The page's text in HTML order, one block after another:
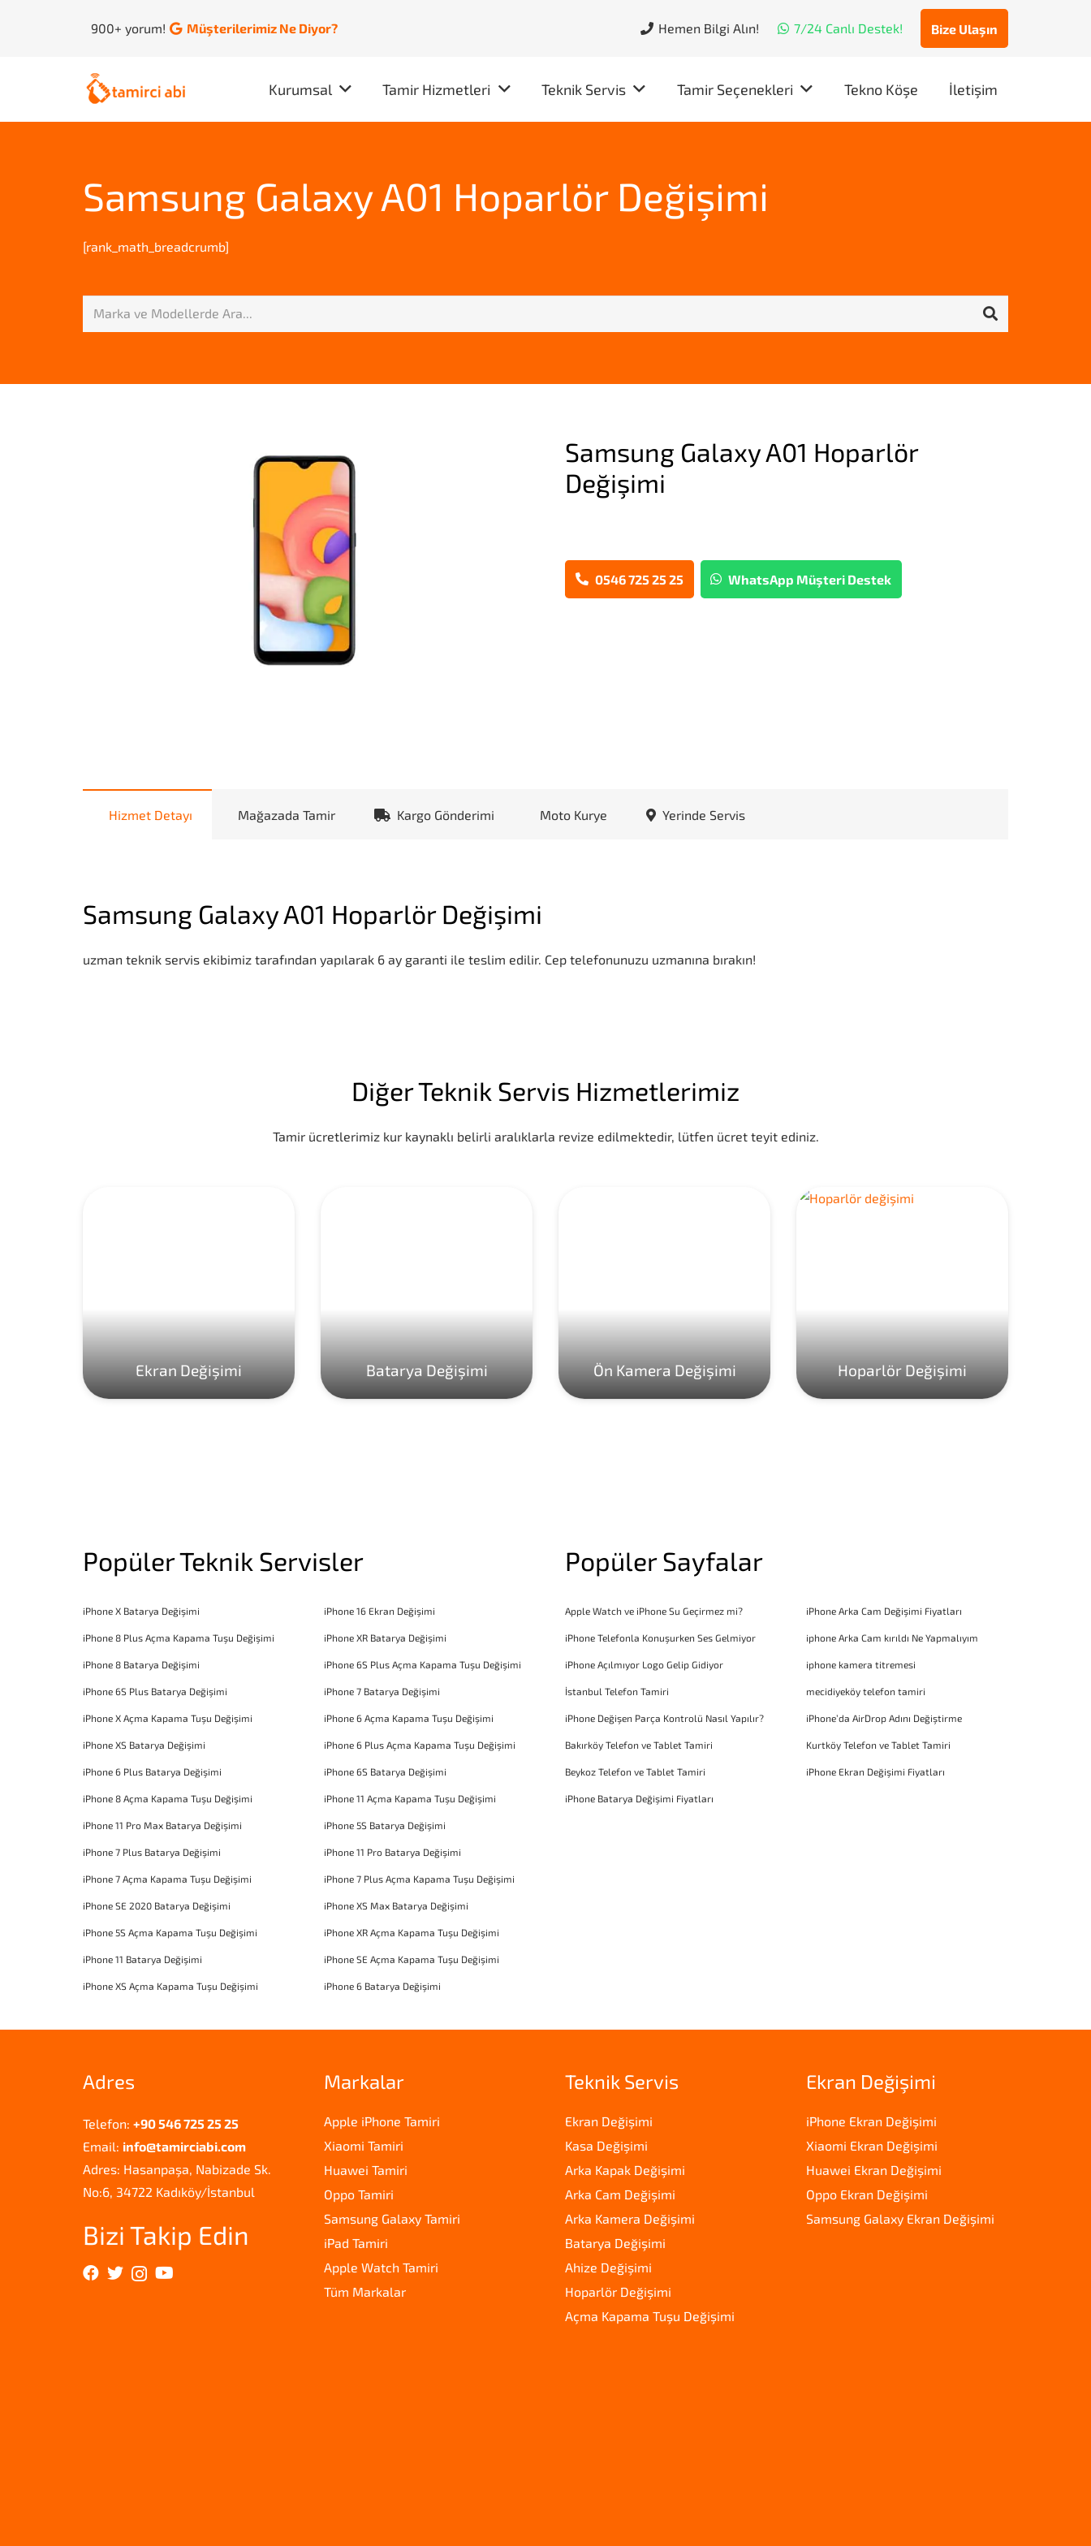
900+ yorum! Müşterilerimiz Ne Diyor? Hemen Bilgi Alın! 7/24 Canlı Destek! Bize Ulaşın
Kurumsal Tamir Hizmetleri Teknik Servis Tamir Seçenekleri Tekno Köşe İletişim
Samsung Galaxy A01 Hoparlör Değişimi
[rank_math_breadcrumb]
Samsung Galaxy A01 Hoparlör
Değişimi
0546 725 25 25 WhatsApp Müşteri Destek
Hizmet Detayı Mağazada Tamir Kargo Gönderimi Moto Kurye Yerinde Servis
Samsung Galaxy A01 Hoparlör Değişimi
uzman teknik servis ekibimiz tarafından yapılarak 6 ay garanti ile teslim edilir. Cep telefonunuzu uzmanına bırakın!
Diğer Teknik Servis Hizmetlerimiz
Tamir ücretlerimiz kur kaynaklı belirli aralıklarla revize edilmektedir, lütfen ücret teyit ediniz.
Ekran Değişimi Batarya Değişimi Ön Kamera Değişimi Hoparlör Değişimi
Popüler Teknik Servisler
iPhone X Batarya Değişimi iPhone 16 Ekran Değişimi
iPhone 8 Plus Açma Kapama Tuşu Değişimi iPhone XR Batarya Değişimi
iPhone 8 Batarya Değişimi iPhone 6S Plus Açma Kapama Tuşu Değişimi
iPhone 6S Plus Batarya Değişimi iPhone 7 Batarya Değişimi
iPhone X Açma Kapama Tuşu Değişimi iPhone 6 Açma Kapama Tuşu Değişimi
iPhone XS Batarya Değişimi iPhone 6 Plus Açma Kapama Tuşu Değişimi
iPhone 6 Plus Batarya Değişimi iPhone 6S Batarya Değişimi
iPhone 8 Açma Kapama Tuşu Değişimi iPhone 11 Açma Kapama Tuşu Değişimi
iPhone 11 Pro Max Batarya Değişimi iPhone 5S Batarya Değişimi
iPhone 7 Plus Batarya Değişimi iPhone 11 Pro Batarya Değişimi
iPhone 7 Açma Kapama Tuşu Değişimi iPhone 7 Plus Açma Kapama Tuşu Değişimi
iPhone SE 2020 Batarya Değişimi iPhone XS Max Batarya Değişimi
iPhone 5S Açma Kapama Tuşu Değişimi iPhone XR Açma Kapama Tuşu Değişimi
iPhone 11 Batarya Değişimi iPhone SE Açma Kapama Tuşu Değişimi
iPhone XS Açma Kapama Tuşu Değişimi iPhone 6 Batarya Değişimi
Popüler Sayfalar
Apple Watch ve iPhone Su Geçirmez mi? iPhone Arka Cam Değişimi Fiyatları
iPhone Telefonla Konuşurken Ses Gelmiyor iphone Arka Cam kırıldı Ne Yapmalıyım
iPhone Açılmıyor Logo Gelip Gidiyor iphone kamera titremesi
İstanbul Telefon Tamiri mecidiyeköy telefon tamiri
iPhone Değişen Parça Kontrolü Nasıl Yapılır? iPhone’da AirDrop Adını Değiştirme
Bakırköy Telefon ve Tablet Tamiri Kurtköy Telefon ve Tablet Tamiri
Beykoz Telefon ve Tablet Tamiri iPhone Ekran Değişimi Fiyatları
iPhone Batarya Değişimi Fiyatları
Adres
Telefon: +90 546 725 25 25
Email: info@tamirciabi.com
Adres: Hasanpaşa, Nabizade Sk.
No:6, 34722 Kadıköy/İstanbul
Bizi Takip Edin
Markalar
Apple iPhone Tamiri
Xiaomi Tamiri
Huawei Tamiri
Oppo Tamiri
Samsung Galaxy Tamiri
iPad Tamiri
Apple Watch Tamiri
Tüm Markalar
Teknik Servis
Ekran Değişimi
Kasa Değişimi
Arka Kapak Değişimi
Arka Cam Değişimi
Arka Kamera Değişimi
Batarya Değişimi
Ahize Değişimi
Hoparlör Değişimi
Açma Kapama Tuşu Değişimi
Ekran Değişimi
iPhone Ekran Değişimi
Xiaomi Ekran Değişimi
Huawei Ekran Değişimi
Oppo Ekran Değişimi
Samsung Galaxy Ekran Değişimi